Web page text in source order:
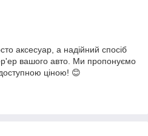
аксесуар, а надійний спосіб
вашого авто. Ми пропонуємо
ціною! 😊